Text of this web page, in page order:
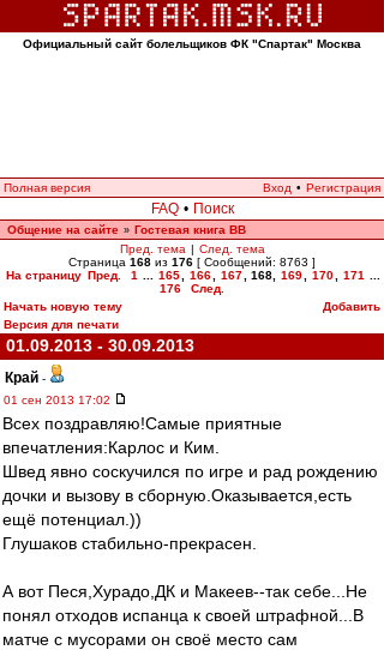
Официальный сайт болельщиков ФК "Спартак" Москва
Полная версия Вход • Регистрация
FAQ • Поиск
Общение на сайте » Гостевая книга ВВ
Пред. тема | След. тема
Страница 168 из 176 [ Сообщений: 8763 ]
На страницу Пред. 1 165 166 167 168, 169 170 171
176
След.
Начать новую тему
Добавить
Версия для печати
01.09.2013 - 30.09.2013
Край -
01 сен 2013 17:02
Всех поздравляю!Самые приятные
впечатления:Карлос и Ким.
Швед явно соскучился по игре и рад рождению
дочки и вызову в сборную.Оказывается,есть
ещё потенциал.))
Глушаков стабильно-прекрасен.
А вот Песя,Хурадо,ДК и Макеев--так себе...Не
понял отходов испанца к своей штрафной...В
матче с мусорами он своё место сам